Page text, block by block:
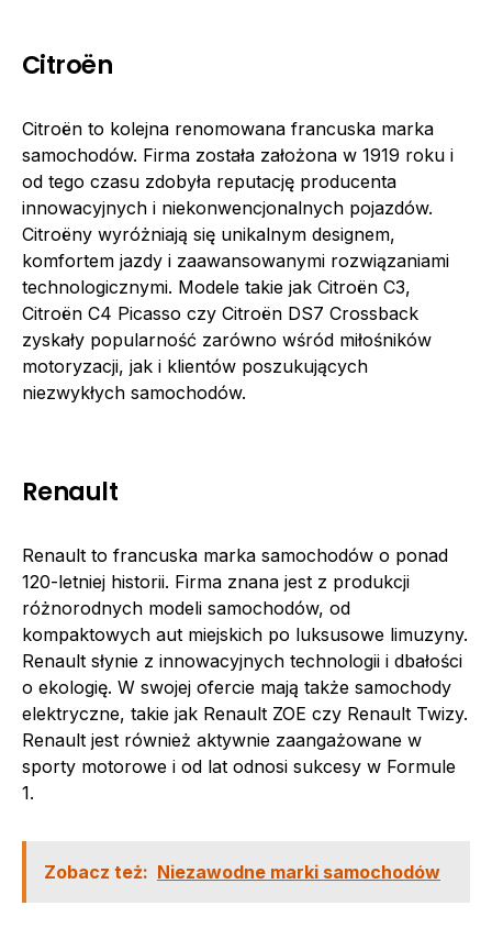
Citroën
Citroën to kolejna renomowana francuska marka
samochodów. Firma została założona w 1919 roku i
od tego czasu zdobyła reputację producenta
innowacyjnych i niekonwencjonalnych pojazdów.
Citroëny wyróżniają się unikalnym designem,
komfortem jazdy i zaawansowanymi rozwiązaniami
technologicznymi. Modele takie jak Citroën C3,
Citroën C4 Picasso czy Citroën DS7 Crossback
zyskały popularność zarówno wśród miłośników
motoryzacji, jak i klientów poszukujących
niezwykłych samochodów.
Renault
Renault to francuska marka samochodów o ponad
120-letniej historii. Firma znana jest z produkcji
różnorodnych modeli samochodów, od
kompaktowych aut miejskich po luksusowe limuzyny.
Renault słynie z innowacyjnych technologii i dbałości
o ekologię. W swojej ofercie mają także samochody
elektryczne, takie jak Renault ZOE czy Renault Twizy.
Renault jest również aktywnie zaangażowane w
sporty motorowe i od lat odnosi sukcesy w Formule
1.
Zobacz też: Niezawodne marki samochodów